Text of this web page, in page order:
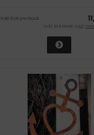
11,90 EUR pro Stück
inkl. 19 % MwSt. zzgl.